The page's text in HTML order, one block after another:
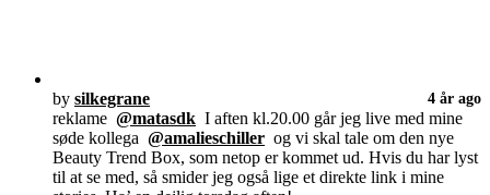
by silkegrane 4 år ago
reklame @matasdk I aften kl.20.00 går jeg live med mine
søde kollega @amalieschiller og vi skal tale om den nye
Beauty Trend Box, som netop er kommet ud. Hvis du har lyst
til at se med, så smider jeg også lige et direkte link i mine